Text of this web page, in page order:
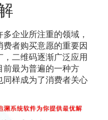
企业所注重的领域，
者购买意愿的重要因
二维码逐渐广泛应用
前最为普遍的一种方
同样成为了消费者关心